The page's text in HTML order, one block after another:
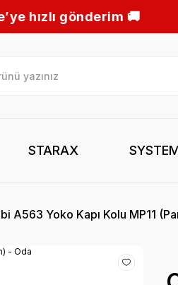
STARAX
A563 Yoko Kapı Kolu MP11